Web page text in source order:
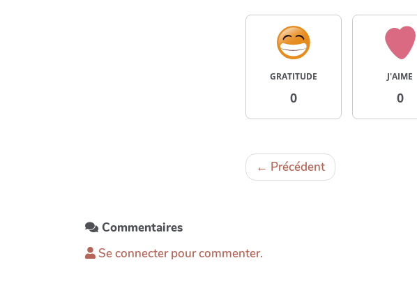
GRATITUDE
0
J'AIME
0
← Précédent
Commentaires
Se connecter pour commenter.